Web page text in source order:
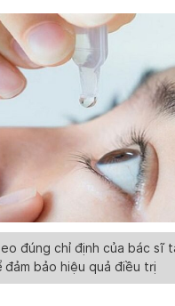
đúng chỉ định của bác sĩ
đảm bảo hiệu quả điều trị